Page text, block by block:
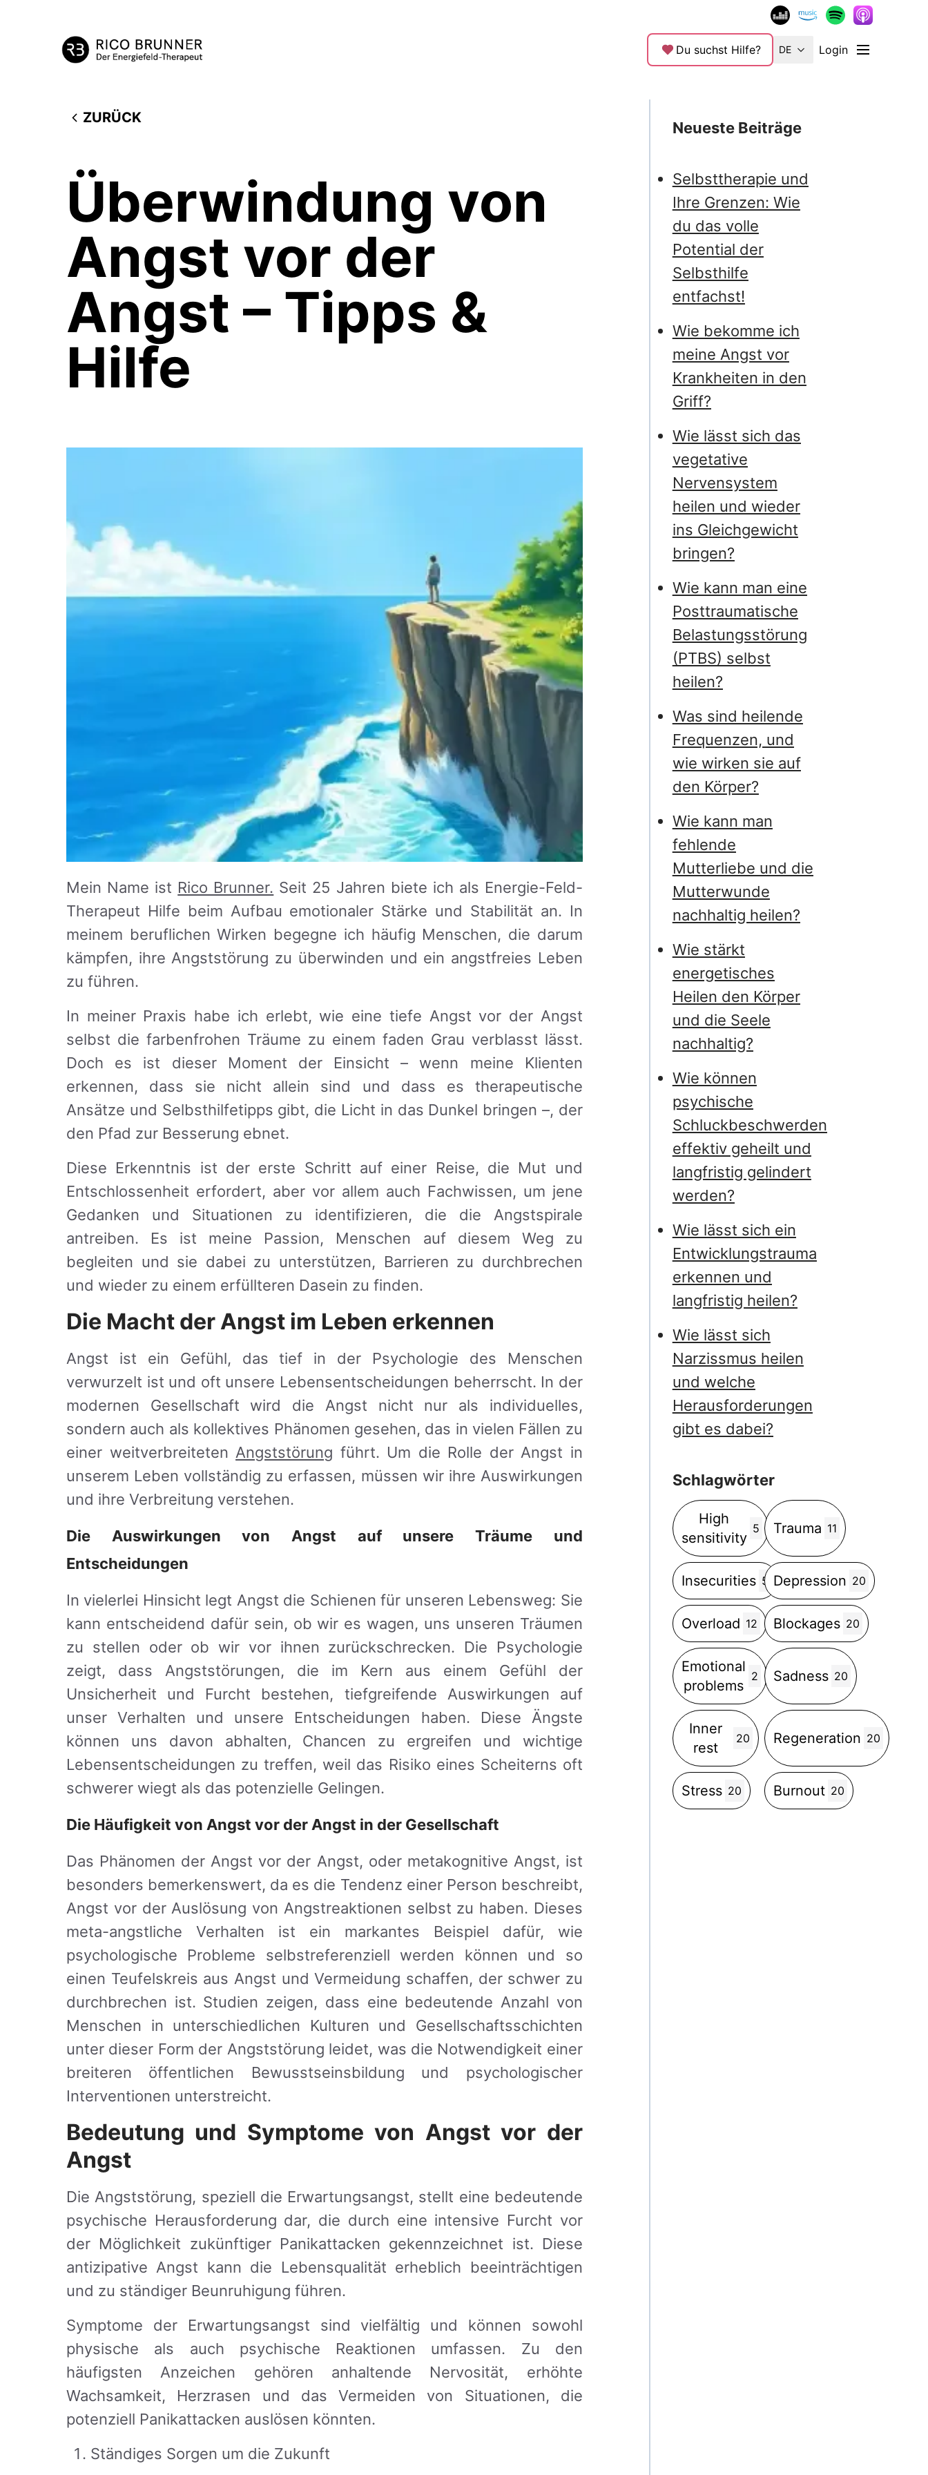
Du suchst Hilfe? DE Login
ZURÜCK
Überwindung von
Angst vor der
Angst – Tipps &
Hilfe
Mein Name ist Rico Brunner. Seit 25 Jahren biete ich als Energie-Feld-
Therapeut Hilfe beim Aufbau emotionaler Stärke und Stabilität an. In
meinem beruflichen Wirken begegne ich häufig Menschen, die darum
kämpfen, ihre Angststörung zu überwinden und ein angstfreies Leben
zu führen.
In meiner Praxis habe ich erlebt, wie eine tiefe Angst vor der Angst
selbst die farbenfrohen Träume zu einem faden Grau verblasst lässt.
Doch es ist dieser Moment der Einsicht – wenn meine Klienten
erkennen, dass sie nicht allein sind und dass es therapeutische
Ansätze und Selbsthilfetipps gibt, die Licht in das Dunkel bringen –, der
den Pfad zur Besserung ebnet.
Diese Erkenntnis ist der erste Schritt auf einer Reise, die Mut und
Entschlossenheit erfordert, aber vor allem auch Fachwissen, um jene
Gedanken und Situationen zu identifizieren, die die Angstspirale
antreiben. Es ist meine Passion, Menschen auf diesem Weg zu
begleiten und sie dabei zu unterstützen, Barrieren zu durchbrechen
und wieder zu einem erfüllteren Dasein zu finden.
Die Macht der Angst im Leben erkennen
Angst ist ein Gefühl, das tief in der Psychologie des Menschen
verwurzelt ist und oft unsere Lebensentscheidungen beherrscht. In der
modernen Gesellschaft wird die Angst nicht nur als individuelles,
sondern auch als kollektives Phänomen gesehen, das in vielen Fällen zu
einer weitverbreiteten Angststörung führt. Um die Rolle der Angst in
unserem Leben vollständig zu erfassen, müssen wir ihre Auswirkungen
und ihre Verbreitung verstehen.
Die Auswirkungen von Angst auf unsere Träume und
Entscheidungen
In vielerlei Hinsicht legt Angst die Schienen für unseren Lebensweg: Sie
kann entscheidend dafür sein, ob wir es wagen, uns unseren Träumen
zu stellen oder ob wir vor ihnen zurückschrecken. Die Psychologie
zeigt, dass Angststörungen, die im Kern aus einem Gefühl der
Unsicherheit und Furcht bestehen, tiefgreifende Auswirkungen auf
unser Verhalten und unsere Entscheidungen haben. Diese Ängste
können uns davon abhalten, Chancen zu ergreifen und wichtige
Lebensentscheidungen zu treffen, weil das Risiko eines Scheiterns oft
schwerer wiegt als das potenzielle Gelingen.
Die Häufigkeit von Angst vor der Angst in der Gesellschaft
Das Phänomen der Angst vor der Angst, oder metakognitive Angst, ist
besonders bemerkenswert, da es die Tendenz einer Person beschreibt,
Angst vor der Auslösung von Angstreaktionen selbst zu haben. Dieses
meta-angstliche Verhalten ist ein markantes Beispiel dafür, wie
psychologische Probleme selbstreferenziell werden können und so
einen Teufelskreis aus Angst und Vermeidung schaffen, der schwer zu
durchbrechen ist. Studien zeigen, dass eine bedeutende Anzahl von
Menschen in unterschiedlichen Kulturen und Gesellschaftsschichten
unter dieser Form der Angststörung leidet, was die Notwendigkeit einer
breiteren öffentlichen Bewusstseinsbildung und psychologischer
Interventionen unterstreicht.
Bedeutung und Symptome von Angst vor der
Angst
Die Angststörung, speziell die Erwartungsangst, stellt eine bedeutende
psychische Herausforderung dar, die durch eine intensive Furcht vor
der Möglichkeit zukünftiger Panikattacken gekennzeichnet ist. Diese
antizipative Angst kann die Lebensqualität erheblich beeinträchtigen
und zu ständiger Beunruhigung führen.
Symptome der Erwartungsangst sind vielfältig und können sowohl
physische als auch psychische Reaktionen umfassen. Zu den
häufigsten Anzeichen gehören anhaltende Nervosität, erhöhte
Wachsamkeit, Herzrasen und das Vermeiden von Situationen, die
potenziell Panikattacken auslösen könnten.
Ständiges Sorgen um die Zukunft
Neueste Beiträge
Selbsttherapie und
Ihre Grenzen: Wie
du das volle
Potential der
Selbsthilfe
entfachst!
Wie bekomme ich
meine Angst vor
Krankheiten in den
Griff?
Wie lässt sich das
vegetative
Nervensystem
heilen und wieder
ins Gleichgewicht
bringen?
Wie kann man eine
Posttraumatische
Belastungsstörung
(PTBS) selbst
heilen?
Was sind heilende
Frequenzen, und
wie wirken sie auf
den Körper?
Wie kann man
fehlende
Mutterliebe und die
Mutterwunde
nachhaltig heilen?
Wie stärkt
energetisches
Heilen den Körper
und die Seele
nachhaltig?
Wie können
psychische
Schluckbeschwerden
effektiv geheilt und
langfristig gelindert
werden?
Wie lässt sich ein
Entwicklungstrauma
erkennen und
langfristig heilen?
Wie lässt sich
Narzissmus heilen
und welche
Herausforderungen
gibt es dabei?
Schlagwörter
High
sensitivity
5 Trauma 11
Insecurities 5 Depression 20
Overload 12 Blockages 20
Emotional
problems
2 Sadness 20
Inner
rest
20 Regeneration 20
Stress 20 Burnout 20